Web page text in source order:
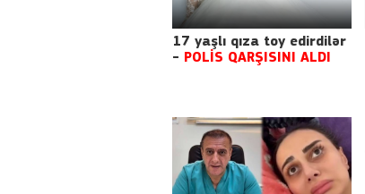
17 yaşlı qıza toy edirdilər
- POLİS QARŞISINI ALDI